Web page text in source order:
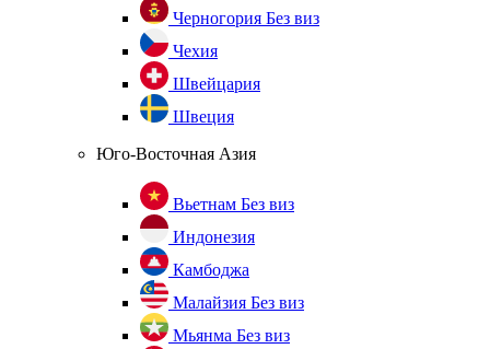
Черногория Без виз
Чехия
Швейцария
Швеция
Юго-Восточная Азия
Вьетнам Без виз
Индонезия
Камбоджа
Малайзия Без виз
Мьянма Без виз